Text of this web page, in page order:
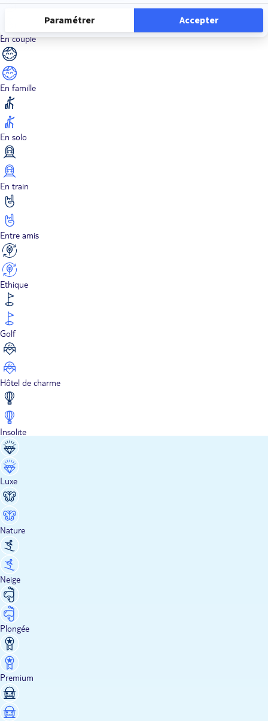
En couple
En famille
En solo
En train
Entre amis
Ethique
Golf
Hôtel de charme
Insolite
Luxe
Nature
Neige
Plongée
Premium